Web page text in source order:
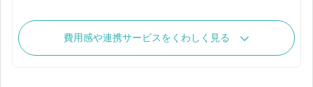
費用感や連携サービスをくわしく見る